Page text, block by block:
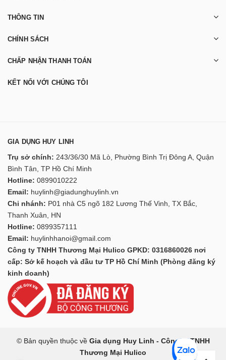
THÔNG TIN
CHÍNH SÁCH
CHẤP NHẬN THANH TOÁN
KẾT NỐI VỚI CHÚNG TÔI
GIA DỤNG HUY LINH
Trụ sở chính: 243/36/30 Mã Lò, Phường Bình Trị Đông A, Quận
Bình Tân, TP Hồ Chí Minh
Hotline: 0899010222
Email: huylinh@giadunghuylinh.vn
Chi nhánh: P01 nhà C5 ngõ 182 Lương Thế Vinh, TX Bắc,
Thanh Xuân, HN
Hotline: 0899357111
Email: huylinhhanoi@gmail.com
Công ty TNHH Thương Mại Hulico GPKD: 0316860026 nơi
cấp: Sở kế hoạch và đầu tư TP Hồ Chí Minh (Phòng đăng ký
kinh doanh)
© Bản quyền thuộc về Gia dụng Huy Linh - Công ty TNHH
Thương Mại Hulico